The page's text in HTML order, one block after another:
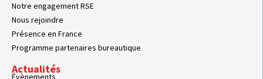
Notre engagement RSE
Nous rejoindre
Présence en France
Programme partenaires bureautique
Actualités
Évènements